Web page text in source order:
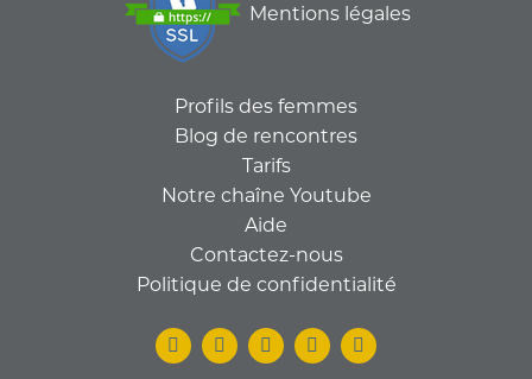
Mentions légales
Profils des femmes
Blog de rencontres
Tarifs
Notre chaîne Youtube
Aide
Contactez-nous
Politique de confidentialité